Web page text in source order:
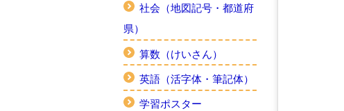
社会（地図記号・都道府
県）
算数（けいさん）
英語（活字体・筆記体）
学習ポスター